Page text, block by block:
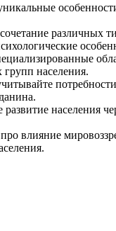
различных
населения.
населения
влияние